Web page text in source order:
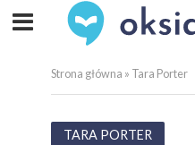
Strona główna » Tara Porter
TARA PORTER